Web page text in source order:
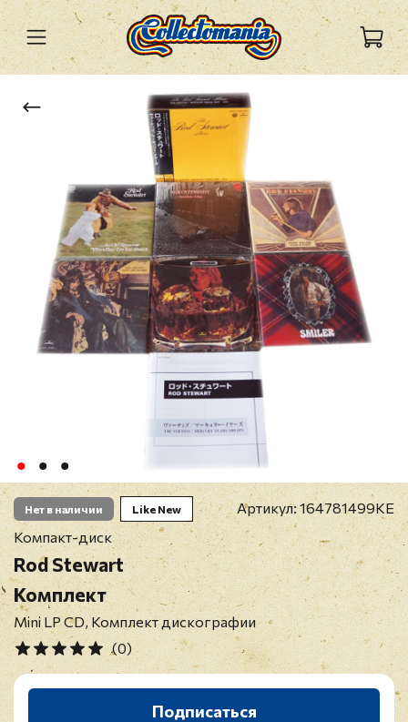
Нет в наличии Like New Артикул:164781499KE
Компакт-диск
Rod Stewart
Комплект
Mini LP CD, Комплект дискографии
(0)
Подписаться